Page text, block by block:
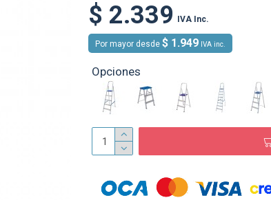
$ 2.339 IVA Inc.
Por mayor desde $ 1.949 IVA inc.
Opciones